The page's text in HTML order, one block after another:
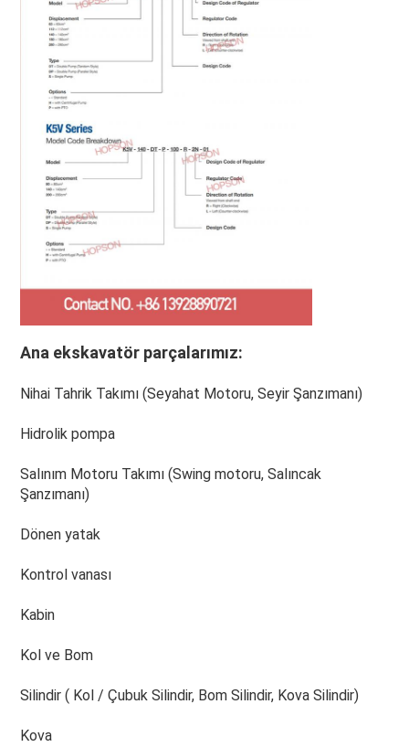
Ana ekskavatör parçalarımız:
Nihai Tahrik Takımı (Seyahat Motoru, Seyir Şanzımanı)
Hidrolik pompa
Salınım Motoru Takımı (Swing motoru, Salıncak
Şanzımanı)
Dönen yatak
Kontrol vanası
Kabin
Kol ve Bom
Silindir ( Kol / Çubuk Silindir, Bom Silindir, Kova Silindir)
Kova